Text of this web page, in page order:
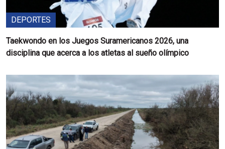
DEPORTES
Taekwondo en los Juegos Suramericanos 2026, una
disciplina que acerca a los atletas al sueño olímpico